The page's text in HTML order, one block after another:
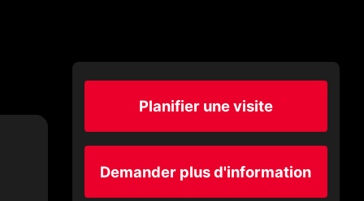
Planifier une visite
Demander plus d'information